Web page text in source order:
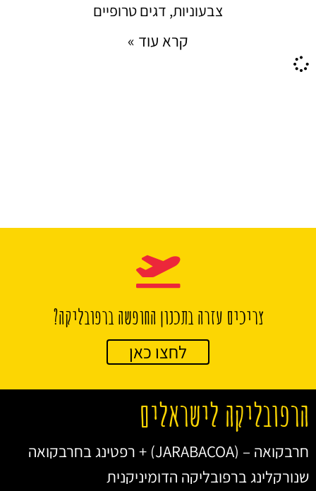
צבעוניות, דגים טרופיים
קרא עוד »
צריכים עזרה בתכנון החופשה ברפובליקה?
לחצו כאן
הרפובליקה לישראלים
חרבקואה – (JARABACOA) + רפטינג בחרבקואה
שנורקלינג ברפובליקה הדומיניקנית